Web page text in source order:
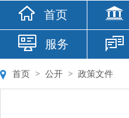
首页
服务
首页 > 公开 > 政策文件